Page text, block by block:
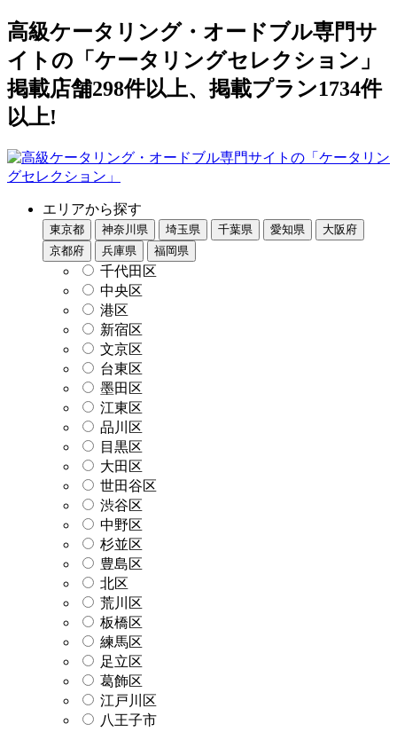
高級ケータリング・オードブル専門サ
イトの「ケータリングセレクション」
掲載店舗298件以上、掲載プラン1734件
以上!
エリアから探す
東京都 神奈川県 埼玉県 千葉県 愛知県
大阪府
京都府
兵庫県 福岡県
千代田区
中央区
港区
新宿区
文京区
台東区
墨田区
江東区
品川区
目黒区
大田区
世田谷区
渋谷区
中野区
杉並区
豊島区
北区
荒川区
板橋区
練馬区
足立区
葛飾区
江戸川区
八王子市